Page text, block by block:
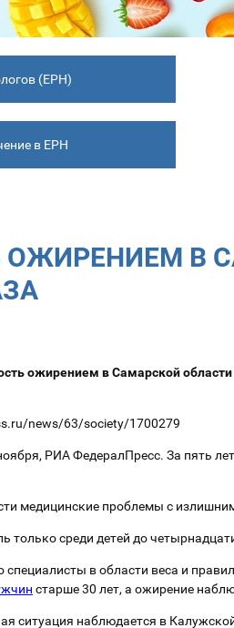
(ЕРН)
в ЕРН
ОЖИРЕНИЕМ В
ожирением в Самарской области
news/63/society/1700279
РИА ФедералПресс. За пять
медицинские проблемы с
только среди детей до
в области веса и
старше 30 лет, а ожирение
ситуация наблюдается в